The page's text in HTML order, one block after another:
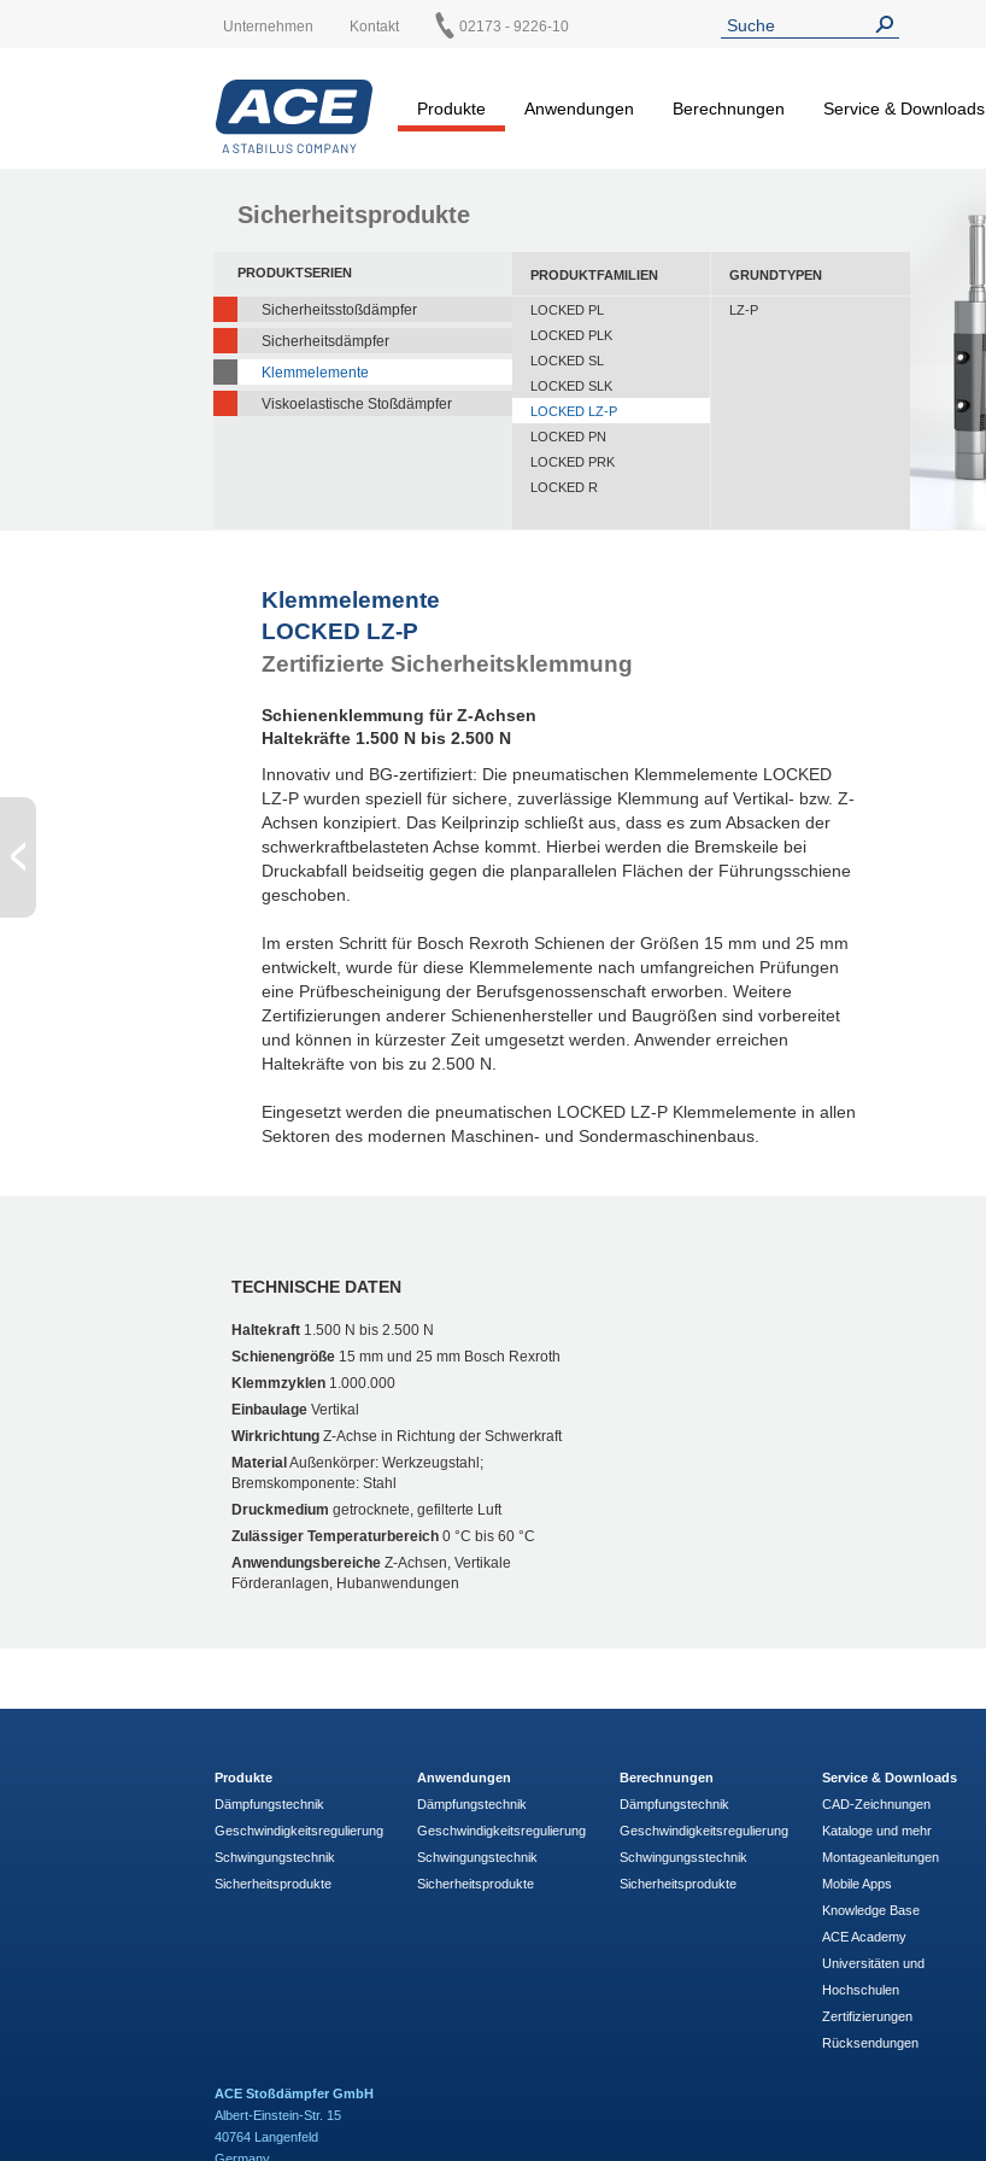
Unternehmen Kontakt 02173 - 9226-10
Produkte
Anwendungen Berechnungen Service & Downloads
Sicherheitsprodukte
PRODUKTSERIEN
Sicherheitsstoßdämpfer
Sicherheitsdämpfer
Klemmelemente
Viskoelastische Stoßdämpfer
PRODUKTFAMILIEN
LOCKED PL
LOCKED PLK
LOCKED SL
LOCKED SLK
LOCKED LZ-P
LOCKED PN
LOCKED PRK
LOCKED R
GRUNDTYPEN
LZ-P
Klemmelemente
LOCKED LZ-P
Zertifizierte Sicherheitsklemmung
Schienenklemmung für Z-Achsen
Haltekräfte 1.500 N bis 2.500 N
Innovativ und BG-zertifiziert: Die pneumatischen Klemmelemente LOCKED
LZ-P wurden speziell für sichere, zuverlässige Klemmung auf Vertikal- bzw. Z-
Achsen konzipiert. Das Keilprinzip schließt aus, dass es zum Absacken der
schwerkraftbelasteten Achse kommt. Hierbei werden die Bremskeile bei
Druckabfall beidseitig gegen die planparallelen Flächen der Führungsschiene
geschoben.
Im ersten Schritt für Bosch Rexroth Schienen der Größen 15 mm und 25 mm
entwickelt, wurde für diese Klemmelemente nach umfangreichen Prüfungen
eine Prüfbescheinigung der Berufsgenossenschaft erworben. Weitere
Zertifizierungen anderer Schienenhersteller und Baugrößen sind vorbereitet
und können in kürzester Zeit umgesetzt werden. Anwender erreichen
Haltekräfte von bis zu 2.500 N.
Eingesetzt werden die pneumatischen LOCKED LZ-P Klemmelemente in allen
Sektoren des modernen Maschinen- und Sondermaschinenbaus.
TECHNISCHE DATEN
Haltekraft 1.500 N bis 2.500 N
Schienengröße 15 mm und 25 mm Bosch Rexroth
Klemmzyklen 1.000.000
Einbaulage Vertikal
Wirkrichtung Z-Achse in Richtung der Schwerkraft
Material Außenkörper: Werkzeugstahl;
Bremskomponente: Stahl
Druckmedium getrocknete, gefilterte Luft
Zulässiger Temperaturbereich 0 °C bis 60 °C
Anwendungsbereiche Z-Achsen, Vertikale
Förderanlagen, Hubanwendungen
Produkte
Dämpfungstechnik
Geschwindigkeitsregulierung
Schwingungstechnik
Sicherheitsprodukte
Anwendungen
Dämpfungstechnik
Geschwindigkeitsregulierung
Schwingungstechnik
Sicherheitsprodukte
Berechnungen
Dämpfungstechnik
Geschwindigkeitsregulierung
Schwingungsstechnik
Sicherheitsprodukte
Service & Downloads
CAD-Zeichnungen
Kataloge und mehr
Montageanleitungen
Mobile Apps
Knowledge Base
ACE Academy
Universitäten und
Hochschulen
Zertifizierungen
Rücksendungen
ACE Stoßdämpfer GmbH
Albert-Einstein-Str. 15
40764 Langenfeld